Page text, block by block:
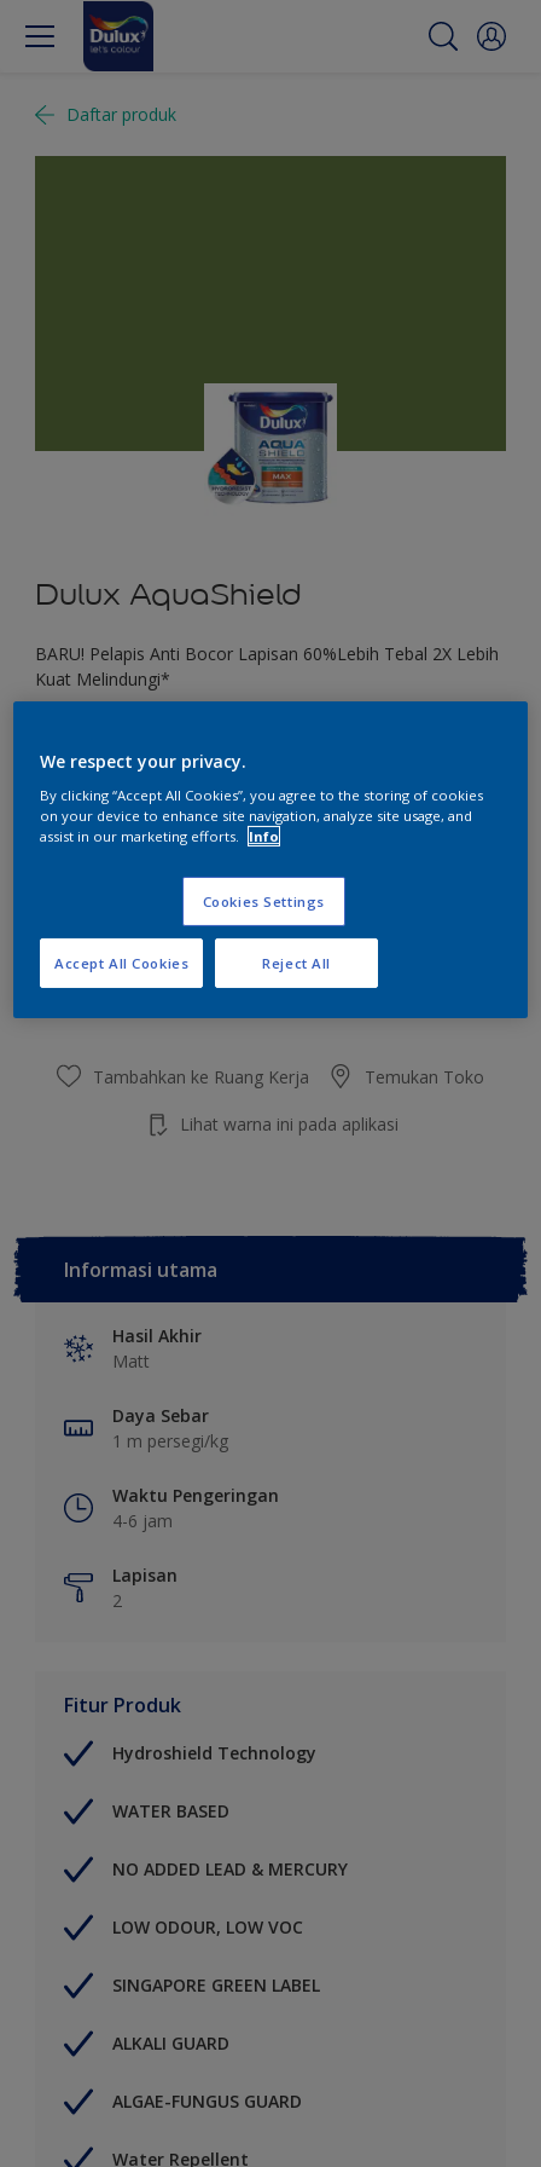
Daftar produk
Dulux AquaShield
BARU! Pelapis Anti Bocor Lapisan 60%Lebih Tebal 2X Lebih
Kuat Melindungi*
Ukuran
4 KG
Jumlah Kalkulator cat
Hitung
Tambahkan ke Ruang Kerja Temukan Toko
Lihat warna ini pada aplikasi
Informasi utama
Hasil Akhir
Matt
Daya Sebar
1 m persegi/kg
Waktu Pengeringan
4-6 jam
Lapisan
2
Fitur Produk
Hydroshield Technology
WATER BASED
NO ADDED LEAD & MERCURY
LOW ODOUR, LOW VOC
SINGAPORE GREEN LABEL
ALKALI GUARD
ALGAE-FUNGUS GUARD
Water Repellent
We respect your privacy.
By clicking “Accept All Cookies”, you agree to the storing of cookies
on your device to enhance site navigation, analyze site usage, and
assist in our marketing efforts.
Info
Cookies Settings
Reject All
Accept All Cookies